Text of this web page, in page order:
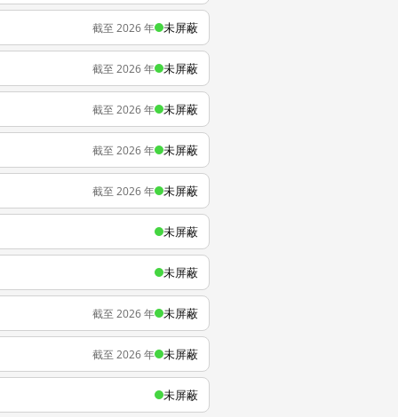
截至 2026 年 未屏蔽
截至 2026 年 未屏蔽
截至 2026 年 未屏蔽
截至 2026 年 未屏蔽
截至 2026 年 未屏蔽
未屏蔽
未屏蔽
截至 2026 年 未屏蔽
截至 2026 年 未屏蔽
未屏蔽